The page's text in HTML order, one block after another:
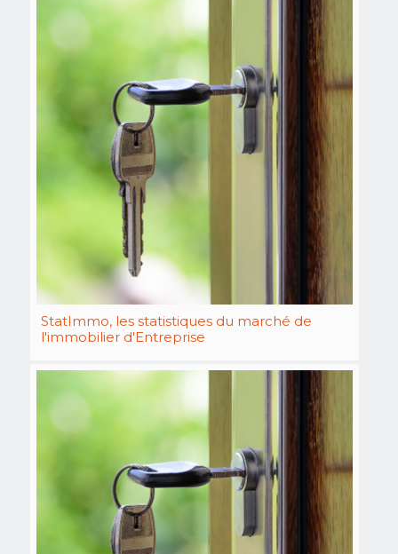
StatImmo, les statistiques du marché de
l'immobilier d'Entreprise